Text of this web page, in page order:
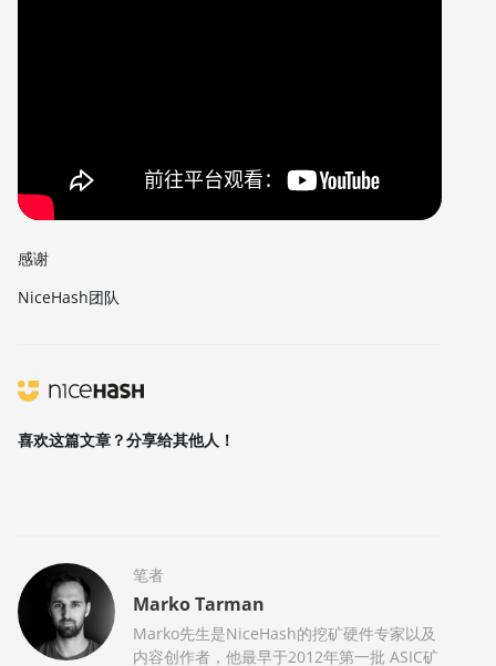
感谢
NiceHash团队
喜欢这篇文章？分享给其他人！
笔者
Marko Tarman
Marko先生是NiceHash的挖矿硬件专家以及
内容创作者，他最早于2012年第一批 ASIC矿